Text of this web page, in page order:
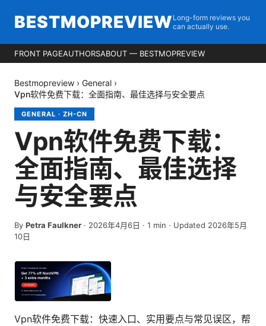
BESTMOPREVIEW Long-form reviews you
can actually use.
FRONT PAGEAUTHORSABOUT — BESTMOPREVIEW
Bestmopreview › General ›
Vpn软件免费下载：全面指南、最佳选择与安全要点
GENERAL · ZH-CN
Vpn软件免费下载：
全面指南、最佳选择
与安全要点
By Petra Faulkner · 2026年4月6日 · 1 min · Updated 2026年5月
10日
Vpn软件免费下载：快速入口、实用要点与常见误区，帮